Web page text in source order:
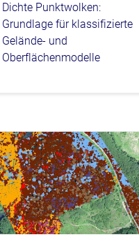
Dichte Punktwolken:
Grundlage für klassifizierte
Gelände- und
Oberflächenmodelle